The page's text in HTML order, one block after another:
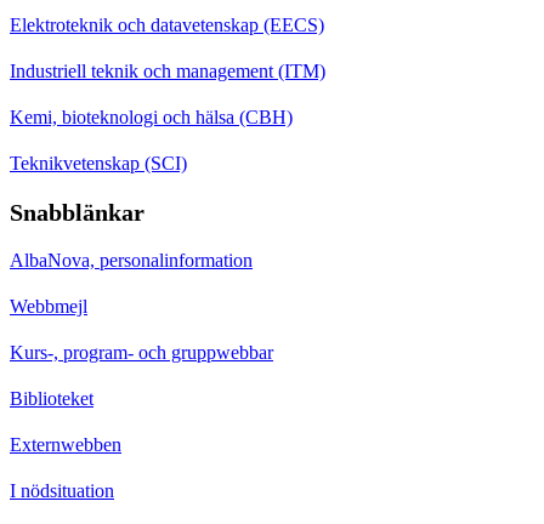
Elektroteknik och datavetenskap (EECS)
Industriell teknik och management (ITM)
Kemi, bioteknologi och hälsa (CBH)
Teknikvetenskap (SCI)
Snabblänkar
AlbaNova, personalinformation
Webbmejl
Kurs-, program- och gruppwebbar
Biblioteket
Externwebben
I nödsituation